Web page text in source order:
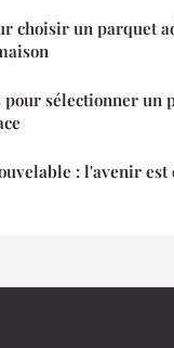
choisir un parquet
pour sélectionner un
: l'avenir est